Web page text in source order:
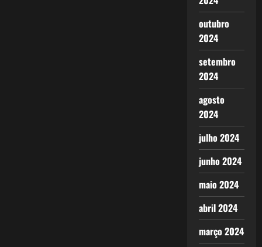
outubro
2024
setembro
2024
agosto
2024
julho 2024
junho 2024
maio 2024
abril 2024
março 2024